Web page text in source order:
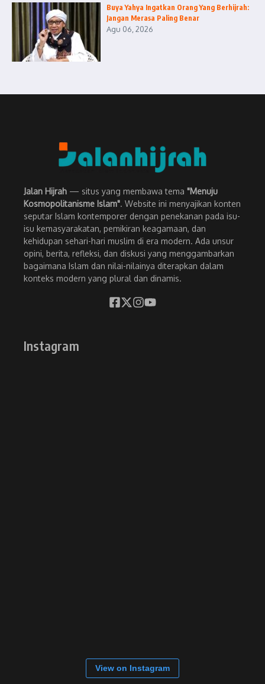
Buya Yahya Ingatkan Orang Yang Berhijrah:
Jangan Merasa Paling Benar
Agu 06, 2026
Jalan Hijrah — situs yang membawa tema "Menuju
Kosmopolitanisme Islam". Website ini menyajikan konten
seputar Islam kontemporer dengan penekanan pada isu-
isu kemasyarakatan, pemikiran keagamaan, dan
kehidupan sehari-hari muslim di era modern. Ada unsur
opini, berita, refleksi, dan diskusi yang menggambarkan
bagaimana Islam dan nilai-nilainya diterapkan dalam
konteks modern yang plural dan dinamis.
Instagram
View on Instagram